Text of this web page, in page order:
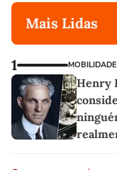
Mais Lidas
1 MOBILIDADE
Henry